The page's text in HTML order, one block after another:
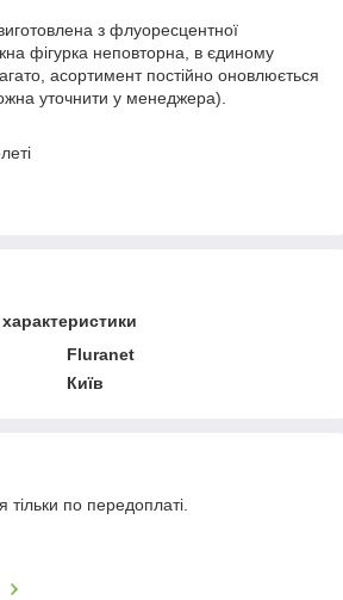
з флуоресцентної
фігурка неповторна, в єдиному
асортимент постійно оновлюється
уточнити у менеджера).
Fluranet
Київ
тільки по передоплаті.